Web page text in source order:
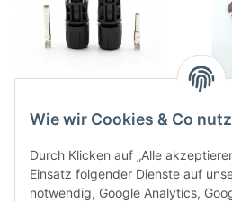
Solaranlage Solarstecker
(Männlich und Weiblich)
0% MwSt für Privat
9,90 €*
0,99 € pro 1 Stück
Wie wir Cookies & Co
Durch Klicken auf „Alle
Einsatz folgender Dienste auf
notwendig, Google Analytics,